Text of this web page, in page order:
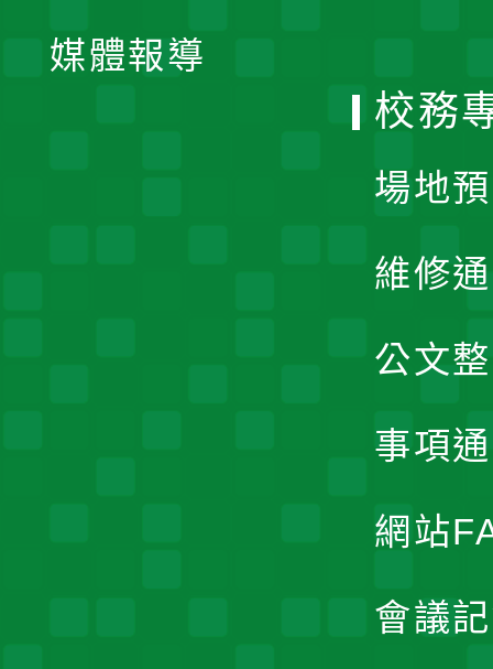
媒體報導
校務
場地
維修
公文
事項
網站
會議